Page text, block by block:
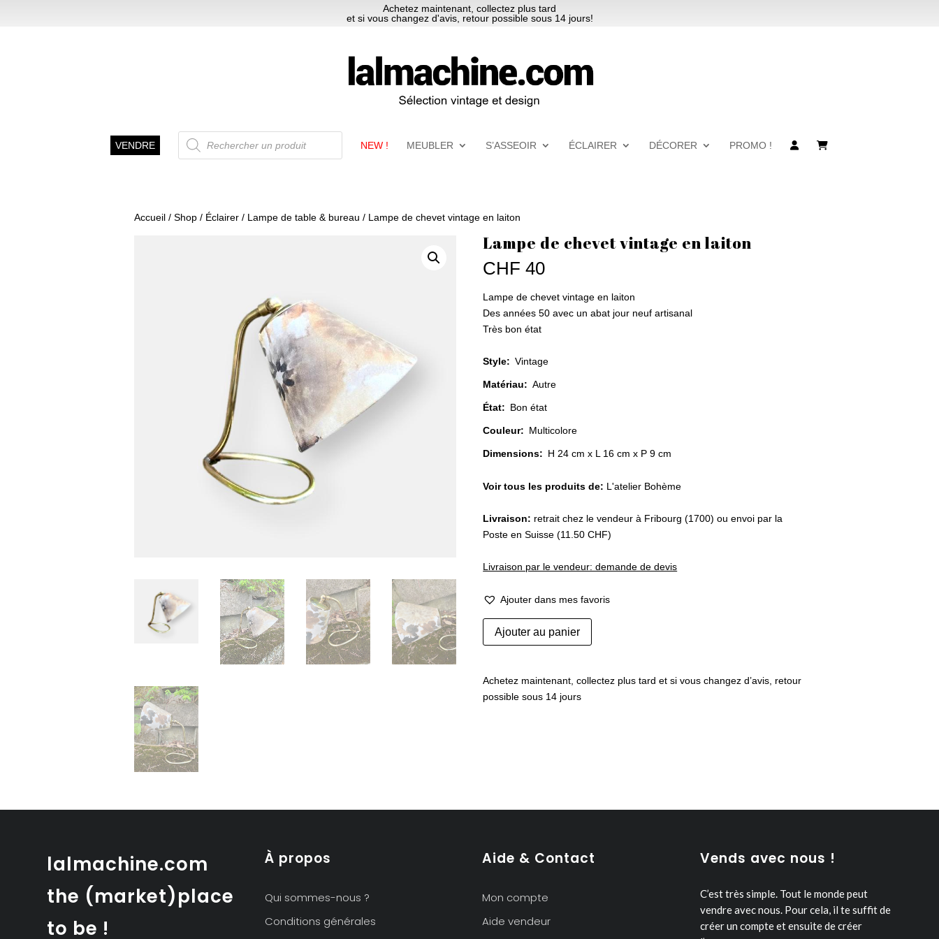
Achetez maintenant, collectez plus tard
et si vous changez d'avis, retour possible sous 14 jours!
VENDRE
Recherche
de
produits
NEW ! MEUBLER S’ASSEOIR ÉCLAIRER DÉCORER PROMO !
Accueil / Shop / Éclairer / Lampe de table & bureau / Lampe de chevet vintage en laiton
Lampe de chevet vintage en laiton
CHF 40
Lampe de chevet vintage en laiton
Des années 50 avec un abat jour neuf artisanal
Très bon état
Style: Vintage
Matériau: Autre
État: Bon état
Couleur: Multicolore
Dimensions: H 24 cm x L 16 cm x P 9 cm
Voir tous les produits de: L'atelier Bohème
Livraison: retrait chez le vendeur à Fribourg (1700) ou envoi par la
Poste en Suisse (11.50 CHF)
Livraison par le vendeur: demande de devis
Ajouter dans mes favoris
quantité
de
vintage
Ajouter au panier
Achetez maintenant, collectez plus tard et si vous changez d’avis, retour
possible sous 14 jours
lalmachine.com
the (market)place
to be !
À propos
Qui sommes-nous ?
Conditions générales
Aide & Contact
Mon compte
Aide vendeur
Vends avec nous !
C’est très simple. Tout le monde peut
vendre avec nous. Pour cela, il te suffit de
créer un compte et ensuite de créer